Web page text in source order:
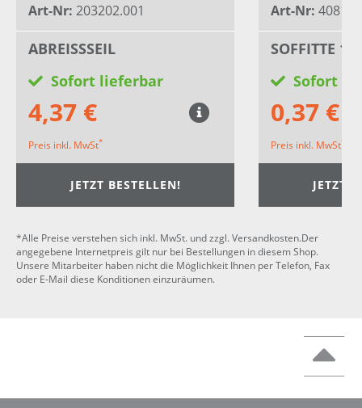
Art-Nr: 203202.001
ABREISSSEIL
Sofort lieferbar
4,37 €
Preis inkl. MwSt*
JETZT BESTELLEN!
Art-Nr:
SOFFITTE
Sofort
0,37 €
Preis inkl. MwSt*
JETZT
*Alle Preise verstehen sich inkl. MwSt. und zzgl. Versandkosten.Der
angegebene Internetpreis gilt nur bei Bestellungen in diesem Shop.
Unsere Mitarbeiter haben nicht die Möglichkeit Ihnen per Telefon, Fax
oder E-Mail diese Konditionen einzuräumen.